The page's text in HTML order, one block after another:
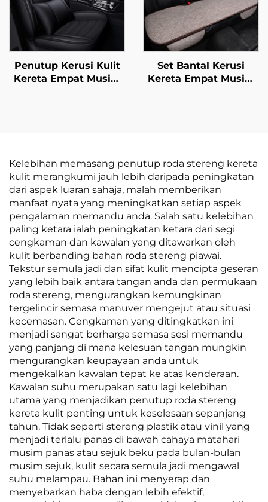
Penutup Kerusi Kulit
Kereta Empat Musim
Set Bantal Kerusi
Kereta Empat Musim
Kelebihan memasang penutup roda stereng kereta
kulit merangkumi jauh lebih daripada peningkatan
dari aspek luaran sahaja, malah memberikan
manfaat nyata yang meningkatkan setiap aspek
pengalaman memandu anda. Salah satu kelebihan
paling ketara ialah peningkatan ketara dari segi
cengkaman dan kawalan yang ditawarkan oleh
kulit berbanding bahan roda stereng piawai.
Tekstur semula jadi dan sifat kulit mencipta geseran
yang lebih baik antara tangan anda dan permukaan
roda stereng, mengurangkan kemungkinan
tergelincir semasa manuver mengejut atau situasi
kecemasan. Cengkaman yang ditingkatkan ini
menjadi sangat berharga semasa sesi memandu
yang panjang di mana kelesuan tangan mungkin
mengurangkan keupayaan anda untuk
mengekalkan kawalan tepat ke atas kenderaan.
Kawalan suhu merupakan satu lagi kelebihan
utama yang menjadikan penutup roda stereng
kereta kulit penting untuk keselesaan sepanjang
tahun. Tidak seperti stereng plastik atau vinil yang
menjadi terlalu panas di bawah cahaya matahari
musim panas atau sejuk beku pada bulan-bulan
musim sejuk, kulit secara semula jadi mengawal
suhu melampau. Bahan ini menyerap dan
menyebarkan haba dengan lebih efektif,